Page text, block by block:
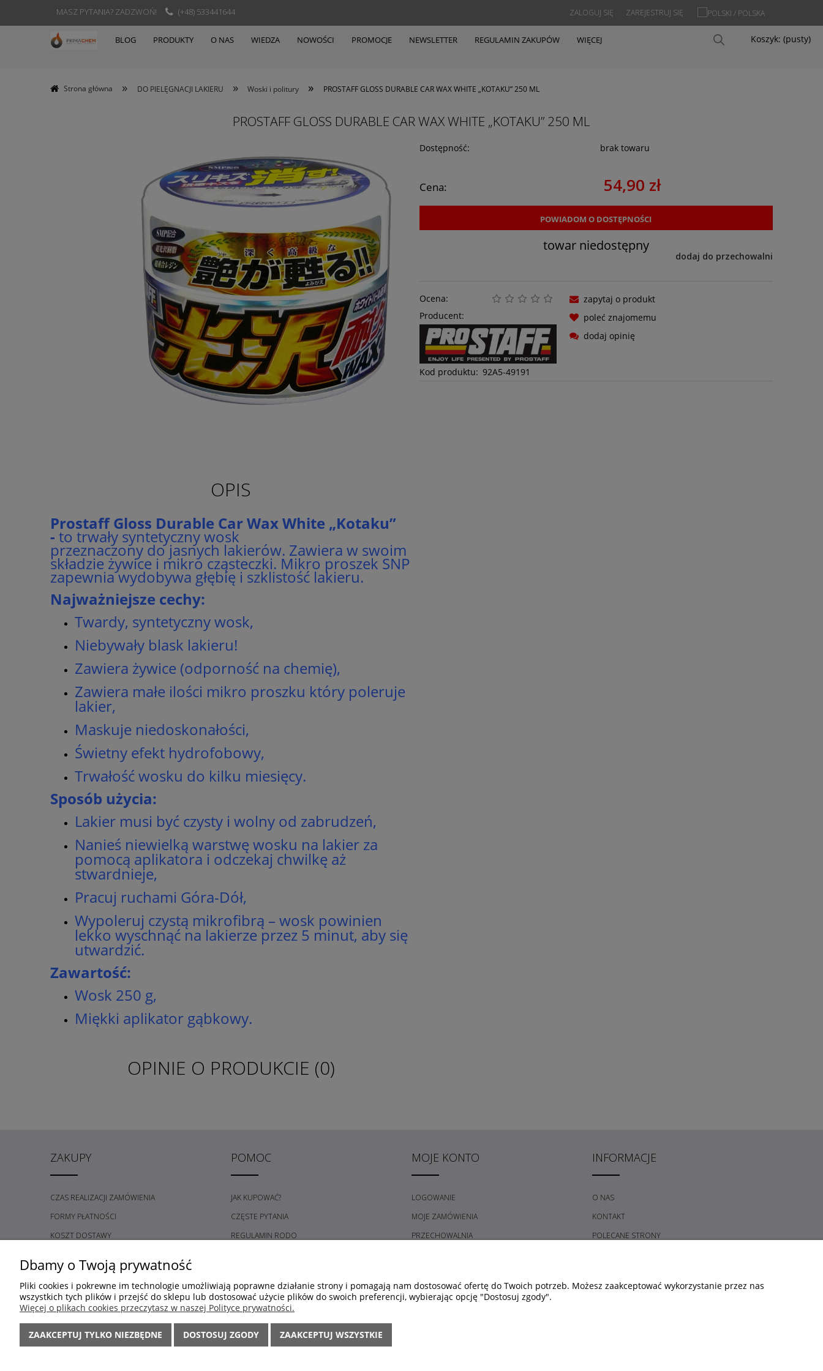
MASZ PYTANIA? ZADZWOŃ! (+48) 533441644 ZAREJESTRUJ SIĘ
ZALOGUJ SIĘ
Koszyk: (pusty)
BLOG PRODUKTY O NAS WIEDZA NOWOŚCI PROMOCJE NEWSLETTER REGULAMIN ZAKUPÓW WIĘCEJ
Strona główna » DO PIELĘGNACJI LAKIERU » Woski i politury » PROSTAFF GLOSS DURABLE CAR WAX WHITE „KOTAKU” 250 ML
PROSTAFF GLOSS DURABLE CAR WAX WHITE „KOTAKU” 250 ML
Dostępność: brak towaru
Cena: 54,90 zł
POWIADOM O DOSTĘPNOŚCI
towar niedostępny
dodaj do przechowalni
Ocena:
Producent:
Kod produktu: 92A5-49191
zapytaj o produkt
poleć znajomemu
dodaj opinię
OPIS
Prostaff Gloss Durable Car Wax White „Kotaku”
- to trwały syntetyczny wosk
przeznaczony do jasnych lakierów. Zawiera w swoim
składzie żywice i mikro cząsteczki. Mikro proszek SNP
zapewnia wydobywa głębię i szklistość lakieru.
Najważniejsze cechy:
Twardy, syntetyczny wosk,
Niebywały blask lakieru!
Zawiera żywice (odporność na chemię),
Zawiera małe ilości mikro proszku który poleruje
lakier,
Maskuje niedoskonałości,
Świetny efekt hydrofobowy,
Trwałość wosku do kilku miesięcy.
Sposób użycia:
Lakier musi być czysty i wolny od zabrudzeń,
Nanieś niewielką warstwę wosku na lakier za
pomocą aplikatora i odczekaj chwilkę aż
stwardnieje,
Pracuj ruchami Góra-Dół,
Wypoleruj czystą mikrofibrą – wosk powinien
lekko wyschnąć na lakierze przez 5 minut, aby się
utwardzić.
Zawartość:
Wosk 250 g,
Miękki aplikator gąbkowy.
OPINIE O PRODUKCIE (0)
ZAKUPY
CZAS REALIZACJI ZAMÓWIENIA
FORMY PŁATNOŚCI
KOSZT DOSTAWY
OŚWIADCZENIE O ODSTĄPIENIU OD UMOWY
POMOC
JAK KUPOWAĆ?
CZĘSTE PYTANIA
REGULAMIN RODO
MOJE KONTO
LOGOWANIE
MOJE ZAMÓWIENIA
PRZECHOWALNIA
INFORMACJE
O NAS
KONTAKT
POLECANE STRONY
Dbamy o Twoją prywatność
Pliki cookies i pokrewne im technologie umożliwiają poprawne działanie strony i pomagają nam dostosować ofertę do Twoich potrzeb. Możesz zaakceptować wykorzystanie przez nas
wszystkich tych plików i przejść do sklepu lub dostosować użycie plików do swoich preferencji, wybierając opcję "Dostosuj zgody".
Więcej o plikach cookies przeczytasz w naszej Polityce prywatności.
ZAAKCEPTUJ TYLKO NIEZBĘDNE DOSTOSUJ ZGODY ZAAKCEPTUJ WSZYSTKIE